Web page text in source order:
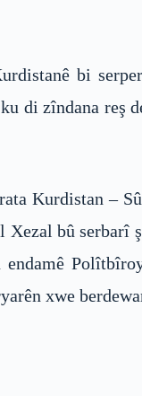
bi
di zîndana reş
Kurdistan –
bû serbarî
xwe